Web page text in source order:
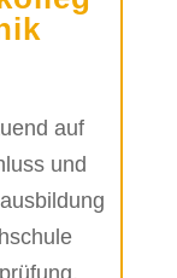
auf
und